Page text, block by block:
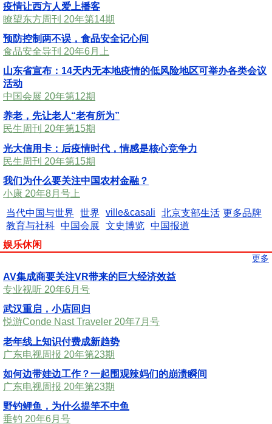
疫情让西方人爱上播客
瞭望东方周刊 20年第14期
预防控制两不误，食品安全记心间
食品安全导刊 20年6月上
山东省宣布：14天内无本地疫情的低风险地区可举办各类会议
活动
中国会展 20年第12期
养老，先让老人“老有所为”
民生周刊 20年第15期
光大信用卡：后疫情时代，情感是核心竞争力
民生周刊 20年第15期
我们为什么要关注中国农村金融？
小康 20年8月号上
当代中国与世界
世界 ville&casali
北京支部生活
教育与社科 中国会展 文史博览 中国报道
更多品牌
娱乐休闲
更多
AV集成商要关注VR带来的巨大经济效益
专业视听 20年6月号
武汉重启，小店回归
悦游Conde Nast Traveler 20年7月号
老年线上知识付费成新趋势
广东电视周报 20年第23期
如何边带娃边工作？一起围观辣妈们的崩溃瞬间
广东电视周报 20年第23期
野钓鲤鱼，为什么提竿不中鱼
垂钓 20年6月号